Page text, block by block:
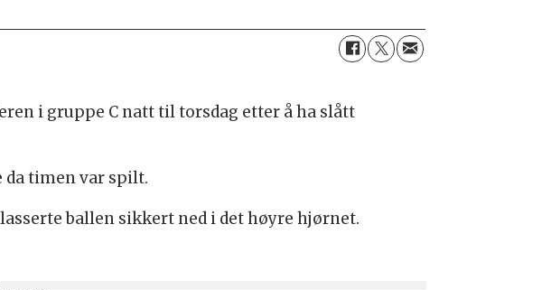
i gruppe C natt til torsdag etter å ha slått
da timen var spilt.
ballen sikkert ned i det høyre hjørnet.